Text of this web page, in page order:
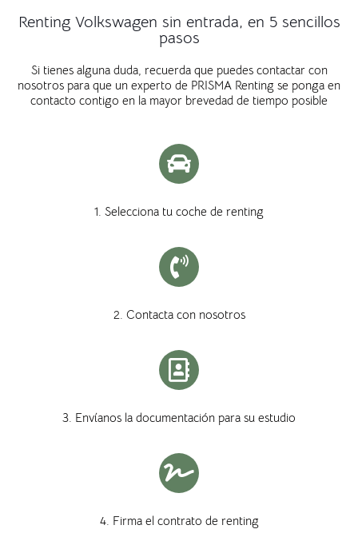
Renting Volkswagen sin entrada, en 5 sencillos
pasos
Si tienes alguna duda, recuerda que puedes contactar con
nosotros para que un experto de PRISMA Renting se ponga en
contacto contigo en la mayor brevedad de tiempo posible
1. Selecciona tu coche de renting
2. Contacta con nosotros
3. Envíanos la documentación para su estudio
4. Firma el contrato de renting